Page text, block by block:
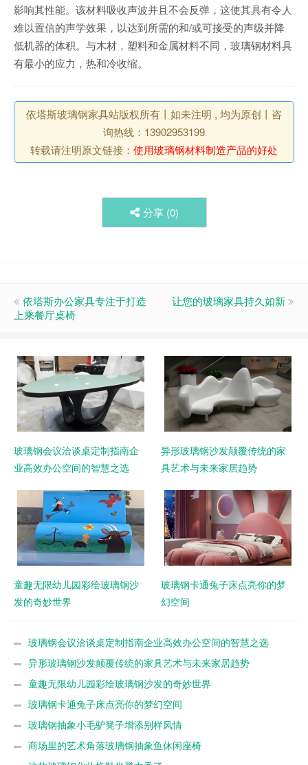
影响其性能。该材料吸收声波并且不会反弹，这使其具有令人
难以置信的声学效果，以达到所需的和/或可接受的声级并降
低机器的体积。与木材，塑料和金属材料不同，玻璃钢材料具
有最小的应力，热和冷收缩。
依塔斯玻璃钢家具站版权所有丨如未注明 , 均为原创丨咨
询热线：13902953199
转载请注明原文链接： 使用玻璃钢材料制造产品的好处
分享 (0)
依塔斯办公家具专注于打造
上乘餐厅桌椅
让您的玻璃家具持久如新
玻璃钢会议洽谈桌定制指南企
业高效办公空间的智慧之选
异形玻璃钢沙发颠覆传统的家
具艺术与未来家居趋势
童趣无限幼儿园彩绘玻璃钢沙
发的奇妙世界
玻璃钢卡通兔子床点亮你的梦
幻空间
玻璃钢会议洽谈桌定制指南企业高效办公空间的智慧之选
异形玻璃钢沙发颠覆传统的家具艺术与未来家居趋势
童趣无限幼儿园彩绘玻璃钢沙发的奇妙世界
玻璃钢卡通兔子床点亮你的梦幻空间
玻璃钢抽象小毛驴凳子增添别样风情
商场里的艺术角落玻璃钢抽象鱼休闲座椅